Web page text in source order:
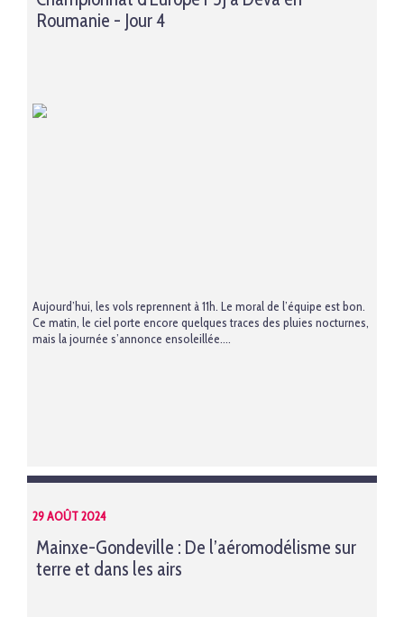
Roumanie - Jour 4
Aujourd’hui, les vols reprennent à 11h. Le moral de l’équipe est bon.
Ce matin, le ciel porte encore quelques traces des pluies nocturnes,
mais la journée s’annonce ensoleillée....
29 AOÛT 2024
Mainxe-Gondeville : De l’aéromodélisme sur
terre et dans les airs